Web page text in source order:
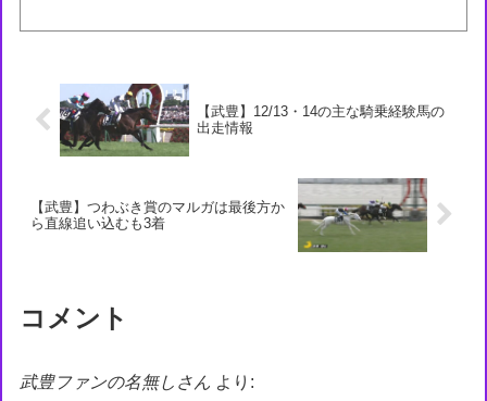
【武豊】12/13・14の主な騎乗経験馬の
出走情報
【武豊】つわぶき賞のマルガは最後方か
ら直線追い込むも3着
コメント
武豊ファンの名無しさん より: